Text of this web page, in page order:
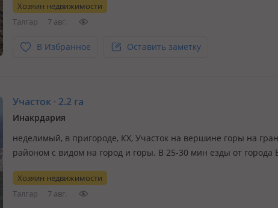
Хозяин недвижимости
Талгар
7 авг.
В Избранное Оставить заметку
Участок · 2.2 га
Инакрдария
неделимый, в пригороде, КХ, Участок на вершине горы на
районом с видом на город и горы. В 25-30 мин езды от города
Вода, Свет, Газ также до Сулусая. Участок расположен в
локаци…
Хозяин недвижимости
Талгар
7 авг.